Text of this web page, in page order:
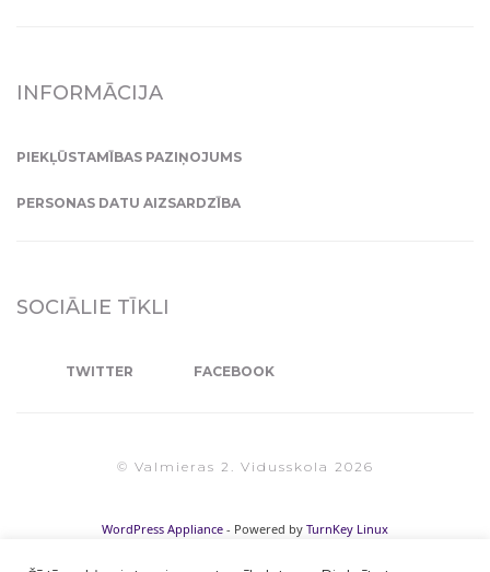
INFORMĀCIJA
PIEKĻŪSTAMĪBAS PAZIŅOJUMS
PERSONAS DATU AIZSARDZĪBA
SOCIĀLIE TĪKLI
TWITTER FACEBOOK
© Valmieras 2. Vidusskola 2026
WordPress Appliance - Powered by TurnKey Linux